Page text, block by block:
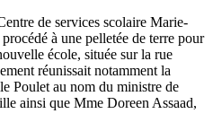
de services scolaire Marie-
à une pelletée de terre pour
école, située sur la rue
réunissait notamment la
Poulet au nom du ministre de
ainsi que Mme Doreen Assaad,